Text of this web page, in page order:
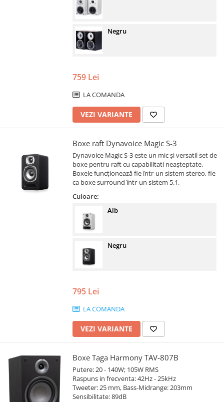
Negru
759 Lei
LA COMANDA
VEZI VARIANTE
Boxe raft Dynavoice Magic S-3
Dynavoice Magic S-3 este un mic și versatil set de
boxe pentru raft cu capabilitati neașteptate.
Boxele funcționează fie într-un sistem stereo, fie
ca boxe surround într-un sistem 5.1.
Culoare:
Alb
Negru
795 Lei
LA COMANDA
VEZI VARIANTE
Boxe Taga Harmony TAV-807B
Putere: 20 - 140W; 105W RMS
Raspuns in frecventa: 42Hz - 25kHz
Tweeter: 25 mm, Bass-Midrange: 203mm
Sensibilitate: 89dB